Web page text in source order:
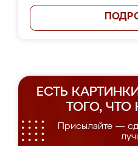
ЕСТЬ
ТОГО, ЧТО
Присылайте —